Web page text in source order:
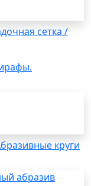
сетка /
круги
абразив